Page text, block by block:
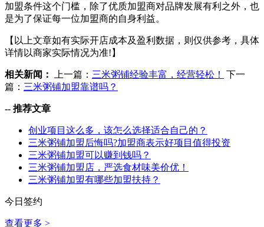
加盟条件这个门槛，除了优质加盟商对品牌发展有利之外，也
是为了保证每一位加盟商的自身利益。
【以上文章如有实际开店成本及盈利数据，则仅供参考，具体
详情以商家实际情况为准!】
相关新闻： 上一篇： 三米粥铺经验丰富，经营轻松！
下一
篇： 三米粥铺加盟靠谱吗？
-- 推荐文章
创业项目这么多，该怎么选择适合自己的？
三米粥铺加盟后悔吗?加盟商表示好项目值得投资
三米粥铺加盟可以赚到钱吗？
三米粥铺加盟店，严选食材味美价优！
三米粥铺加盟有哪些加盟扶持？
今日签约
查看更多 >